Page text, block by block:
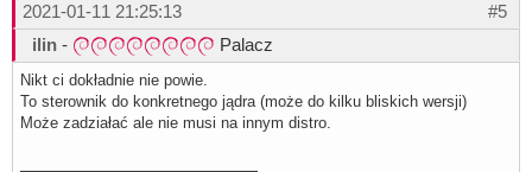
#5
2021-01-11 21:25:13
ilin - Palacz
Nikt ci dokładnie nie powie.
To sterownik do konkretnego jądra (może do kilku bliskich wersji)
Może zadziałać ale nie musi na innym distro.